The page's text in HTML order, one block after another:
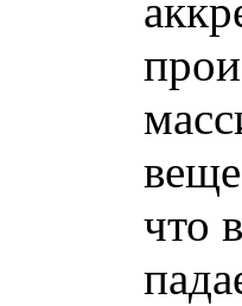
что